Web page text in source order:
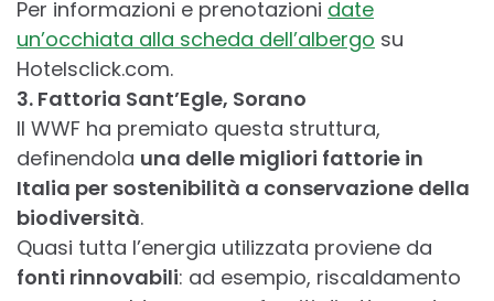
Per informazioni e prenotazioni date
un’occhiata alla scheda dell’albergo su
Hotelsclick.com.
3. Fattoria Sant’Egle, Sorano
Il WWF ha premiato questa struttura,
definendola una delle migliori fattorie in
Italia per sostenibilità a conservazione della
biodiversità.
Quasi tutta l’energia utilizzata proviene da
fonti rinnovabili: ad esempio, riscaldamento